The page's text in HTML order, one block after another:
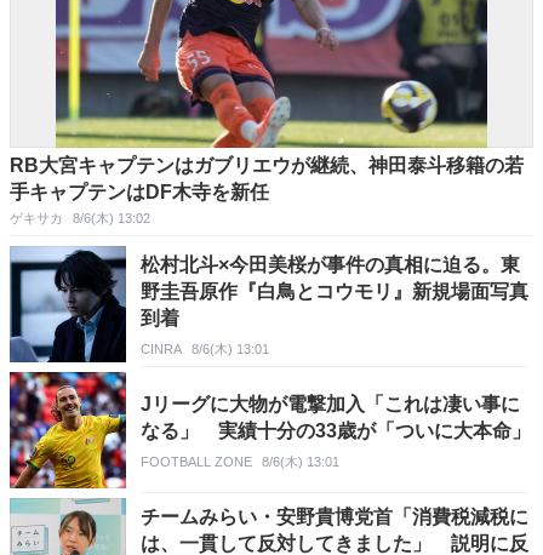
RB大宮キャプテンはガブリエウが継続、神田泰斗移籍の若
手キャプテンはDF木寺を新任
ゲキサカ 8/6(木) 13:02
松村北斗×今田美桜が事件の真相に迫る。東
野圭吾原作『白鳥とコウモリ』新規場面写真
到着
CINRA 8/6(木) 13:01
Jリーグに大物が電撃加入「これは凄い事に
なる」 実績十分の33歳が「ついに大本命」
FOOTBALL ZONE 8/6(木) 13:01
チームみらい・安野貴博党首「消費税減税に
は、一貫して反対してきました」 説明に反